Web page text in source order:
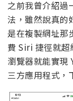
之前我曾介紹過
法，雖然說真的
是在複製網址那
費 Siri 捷徑就超
瀏覽器就能實現
三方應用程式，